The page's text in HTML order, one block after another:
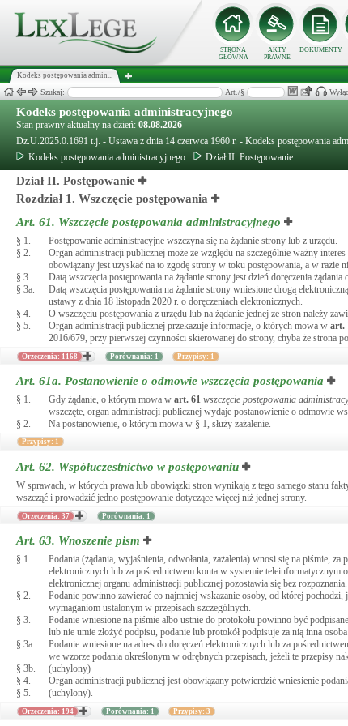
STRONA
GŁÓWNA
AKTY
PRAWNE
DOKUMENTY
Kodeks postępowania admin...
Szukaj: Art./§
Kodeks postępowania administracyjnego
Stan prawny aktualny na dzień: 08.08.2026
Dz.U.2025.0.1691 t.j. - Ustawa z dnia 14 czerwca 1960 r. - Kodeks postępowania
Kodeks postępowania administracyjnego
Dział II. Postępowanie
Dział II. Postępowanie
Rozdział 1. Wszczęcie postępowania
Art. 61. Wszczęcie postępowania administracyjnego
§ 1.
Postępowanie administracyjne wszczyna się na żądanie strony lub z urzędu.
§ 2.
Organ administracji publicznej może ze względu na szczególnie ważny
obowiązany jest uzyskać na to zgodę strony w toku postępowania, a w razie
§ 3.
Datą wszczęcia postępowania na żądanie strony jest dzień doręczenia
§ 3a.
Datą wszczęcia postępowania na żądanie strony wniesione drogą
ustawy z dnia 18 listopada 2020 r. o doręczeniach elektronicznych.
§ 4.
O wszczęciu postępowania z urzędu lub na żądanie jednej ze stron należy
§ 5.
Organ administracji publicznej przekazuje informacje, o których mowa w art.
2016/679, przy pierwszej czynności skierowanej do strony, chyba że strona
Orzeczenia: 1168 Porównania: 1 Przypisy: 1
Art. 61a. Postanowienie o odmowie wszczęcia postępowania
§ 1. Gdy żądanie, o którym mowa w art. 61 wszczęcie postępowania
wszczęte, organ administracji publicznej wydaje postanowienie o odmowie
§ 2.
Na postanowienie, o którym mowa w § 1, służy zażalenie.
Przypisy: 1
Art. 62. Współuczestnictwo w postępowaniu
W sprawach, w których prawa lub obowiązki stron wynikają z tego samego stanu
wszcząć i prowadzić jedno postępowanie dotyczące więcej niż jednej strony.
Orzeczenia: 37 Porównania: 1
Art. 63. Wnoszenie pism
§ 1.
Podania (żądania, wyjaśnienia, odwołania, zażalenia) wnosi się na piśmie,
elektronicznych lub za pośrednictwem konta w systemie teleinformatycznym
elektronicznej organu administracji publicznej pozostawia się bez rozpoznania.
§ 2.
Podanie powinno zawierać co najmniej wskazanie osoby, od której
wymaganiom ustalonym w przepisach szczególnych.
§ 3.
Podanie wniesione na piśmie albo ustnie do protokołu powinno być
lub nie umie złożyć podpisu, podanie lub protokół podpisuje za nią inna
§ 3a.
Podanie wniesione na adres do doręczeń elektronicznych lub za
we wzorze podania określonym w odrębnych przepisach, jeżeli te przepisy
§ 3b.
(uchylony)
§ 4.
Organ administracji publicznej jest obowiązany potwierdzić wniesienie
§ 5.
(uchylony).
Orzeczenia: 194 Porównania: 1 Przypisy: 3